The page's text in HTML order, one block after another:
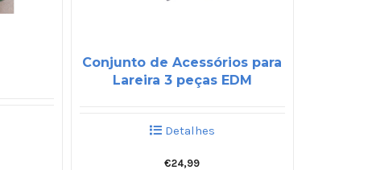
Conjunto de Acessórios para
Lareira 3 peças EDM
Detalhes
€24,99